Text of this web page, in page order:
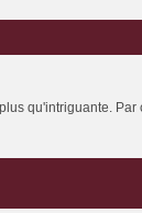
qu'intriguante.